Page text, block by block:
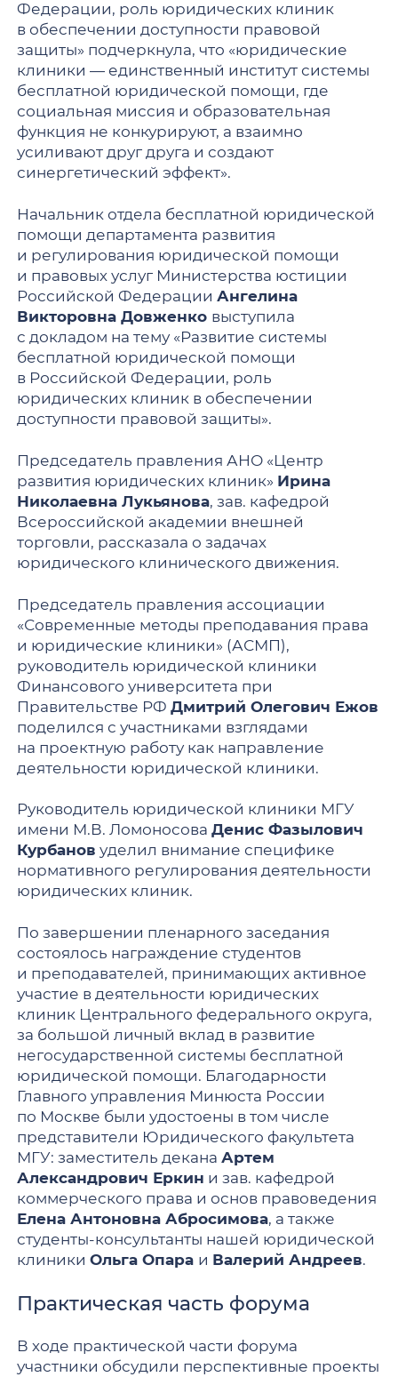
Федерации, роль юридических клиник
в обеспечении доступности правовой
защиты» подчеркнула, что «юридические
клиники — единственный институт системы
бесплатной юридической помощи, где
социальная миссия и образовательная
функция не конкурируют, а взаимно
усиливают друг друга и создают
синергетический эффект».
Начальник отдела бесплатной юридической
помощи департамента развития
и регулирования юридической помощи
и правовых услуг Министерства юстиции
Российской ФедерацииАнгелина
Викторовна Довженко выступила
с докладом на тему «Развитие системы
бесплатной юридической помощи
в Российской Федерации, роль
юридических клиник в обеспечении
доступности правовой защиты».
Председатель правления АНО «Центр
развития юридических клиник» Ирина
Николаевна Лукьянова, зав. кафедрой
Всероссийской академии внешней
торговли, рассказала о задачах
юридического клинического движения.
Председатель правления ассоциации
«Современные методы преподавания права
и юридические клиники» (АСМП),
руководитель юридической клиники
Финансового университета при
Правительстве РФДмитрий Олегович Ежов
поделился с участниками взглядами
на проектную работу как направление
деятельности юридической клиники.
Руководитель юридической клиники МГУ
имени М.В. ЛомоносоваДенис Фазылович
Курбанов уделил внимание специфике
нормативного регулирования деятельности
юридических клиник.
По завершении пленарного заседания
состоялось награждение студентов
и преподавателей, принимающих активное
участие в деятельности юридических
клиник Центрального федерального округа,
за большой личный вклад в развитие
негосударственной системы бесплатной
юридической помощи. Благодарности
Главного управления Минюста России
по Москве были удостоены в том числе
представители Юридического факультета
МГУ: заместитель деканаАртем
Александрович Еркин и зав. кафедрой
коммерческого права и основ правоведения
Елена Антоновна Абросимова, а также
студенты-консультанты нашей юридической
клиникиОльга Опара и Валерий Андреев.
Практическая часть форума
В ходе практической части форума
участники обсудили перспективные проекты